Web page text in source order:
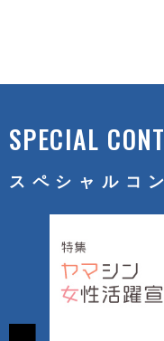
SPECIAL
スペシャルコ